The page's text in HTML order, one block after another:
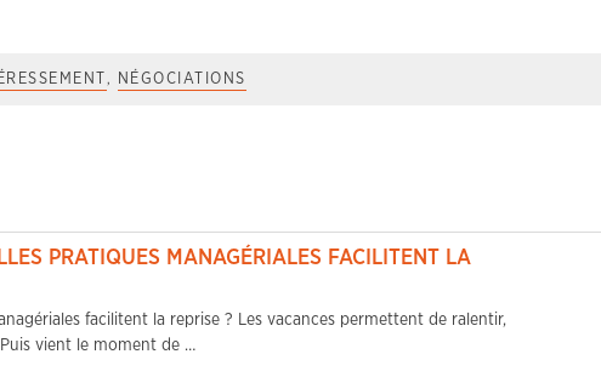
, NÉGOCIATIONS
PRATIQUES MANAGÉRIALES FACILITENT LA
facilitent la reprise ? Les vacances permettent de ralentir,
vient le moment de …